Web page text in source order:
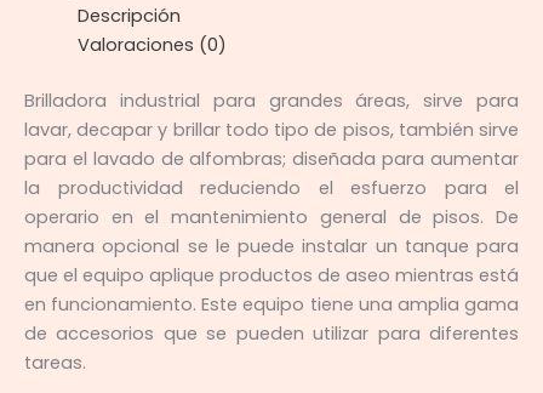
Descripción
Valoraciones (0)
Brilladora industrial para grandes áreas, sirve para
lavar, decapar y brillar todo tipo de pisos, también sirve
para el lavado de alfombras; diseñada para aumentar
la productividad reduciendo el esfuerzo para el
operario en el mantenimiento general de pisos. De
manera opcional se le puede instalar un tanque para
que el equipo aplique productos de aseo mientras está
en funcionamiento. Este equipo tiene una amplia gama
de accesorios que se pueden utilizar para diferentes
tareas.